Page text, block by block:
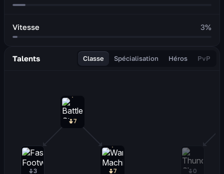
Vitesse 3%
Talents Classe Spécialisation Héros PvP
7
7
3 0